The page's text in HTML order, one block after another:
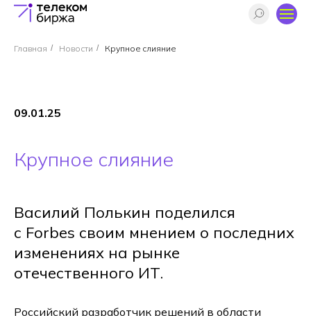
Главная / Новости / Крупное слияние
09.01.25
Крупное слияние
Василий Полькин поделился
с Forbes своим мнением о последних
изменениях на рынке
отечественного ИТ.
Российский разработчик решений в области